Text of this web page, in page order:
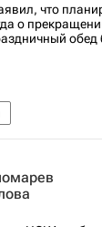
что
о
обед